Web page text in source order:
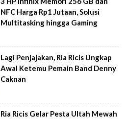
NFC Harga Rp1 Jutaan, Solusi
Multitasking hingga Gaming
Lagi Penjajakan, Ria Ricis Ungkap
Awal Ketemu Pemain Band Denny
Caknan
Ria Ricis Gelar Pesta Ultah Mewah